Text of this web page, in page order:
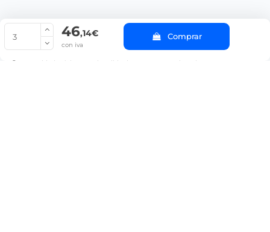
46,14€
con iva
Comprar
La cantidad mínima en el pedido de compra para el producto es 3.
© Copyright 2022 PepeBar.com |
Aviso legal y
Condiciones generales de compra |
Blog